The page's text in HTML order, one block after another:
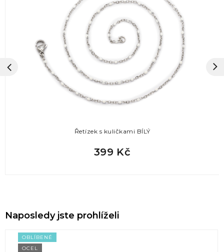
Řetízek s kuličkami BÍLÝ
399 Kč
Naposledy jste prohlíželi
OBLÍBENÉ
OCEL